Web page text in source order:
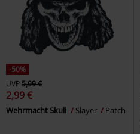
-50%
UVP5,99 €
2,99 €
Wehrmacht Skull Slayer Patch